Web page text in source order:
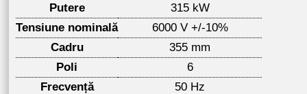
Putere
315 kW
Tensiune nominală
6000 V +/-10%
Cadru
355 mm
Poli
6
Frecvență
50 Hz